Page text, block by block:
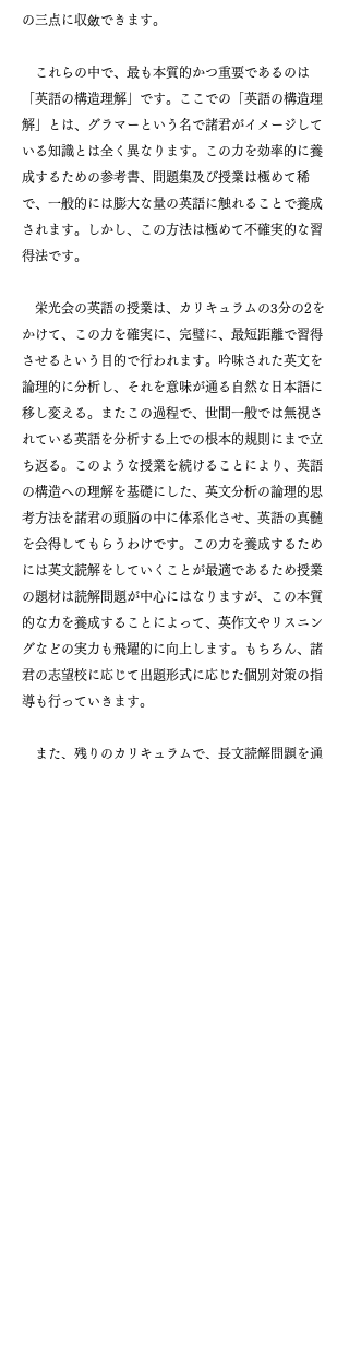
の三点に収斂できます。
これらの中で、最も本質的かつ重要であるのは
「英語の構造理解」です。ここでの「英語の構造理
解」とは、グラマーという名で諸君がイメージして
いる知識とは全く異なります。この力を効率的に養
成するための参考書、問題集及び授業は極めて稀
で、一般的には膨大な量の英語に触れることで養成
されます。しかし、この方法は極めて不確実的な習
得法です。
栄光会の英語の授業は、カリキュラムの3分の2を
かけて、この力を確実に、完璧に、最短距離で習得
させるという目的で行われます。吟味された英文を
論理的に分析し、それを意味が通る自然な日本語に
移し変える。またこの過程で、世間一般では無視さ
れている英語を分析する上での根本的規則にまで立
ち返る。このような授業を続けることにより、英語
の構造への理解を基礎にした、英文分析の論理的思
考方法を諸君の頭脳の中に体系化させ、英語の真髄
を会得してもらうわけです。この力を養成するため
には英文読解をしていくことが最適であるため授業
の題材は読解問題が中心にはなりますが、この本質
的な力を養成することによって、英作文やリスニン
グなどの実力も飛躍的に向上します。もちろん、諸
君の志望校に応じて出題形式に応じた個別対策の指
導も行っていきます。
また、残りのカリキュラムで、長文読解問題を通